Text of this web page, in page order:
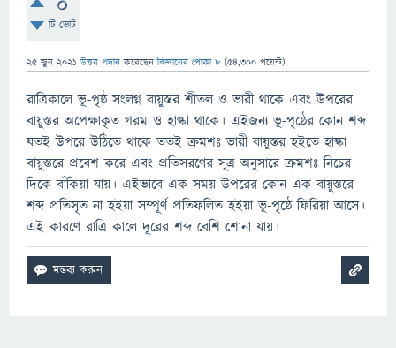
টি ভোট
25 জুন 2021 উত্তর প্রদান করেছেনবিজ্ঞানের পোকা ৮ (54,300 পয়েন্ট)
রাত্রিকালে ভূ-পৃষ্ঠ সংলগ্ন বায়ুস্তর শীতল ও ভারী থাকে এবং উপরের
বায়ুস্তর অপেক্ষাকৃত গরম ও হাল্কা থাকে। এইজন্য ভূ-পৃষ্ঠের কোন শব্দ
যতই উপরে উঠিতে থাকে ততই ক্রমশঃ ভারী বায়ুস্তর হইতে হাল্কা
বায়ুস্তরে প্রবেশ করে এবং প্রতিসরণের সূত্র অনুসারে ক্রমশঃ নিচের
দিকে বাঁকিয়া যায়। এইভাবে এক সময় উপরের কোন এক বায়ুস্তরে
শব্দ প্রতিসৃত না হইয়া সম্পূর্ণ প্রতিফলিত হইয়া ভূ-পৃষ্ঠে ফিরিয়া আসে।
এই কারণে রাত্রি কালে দূরের শব্দ বেশি শােনা যায়।